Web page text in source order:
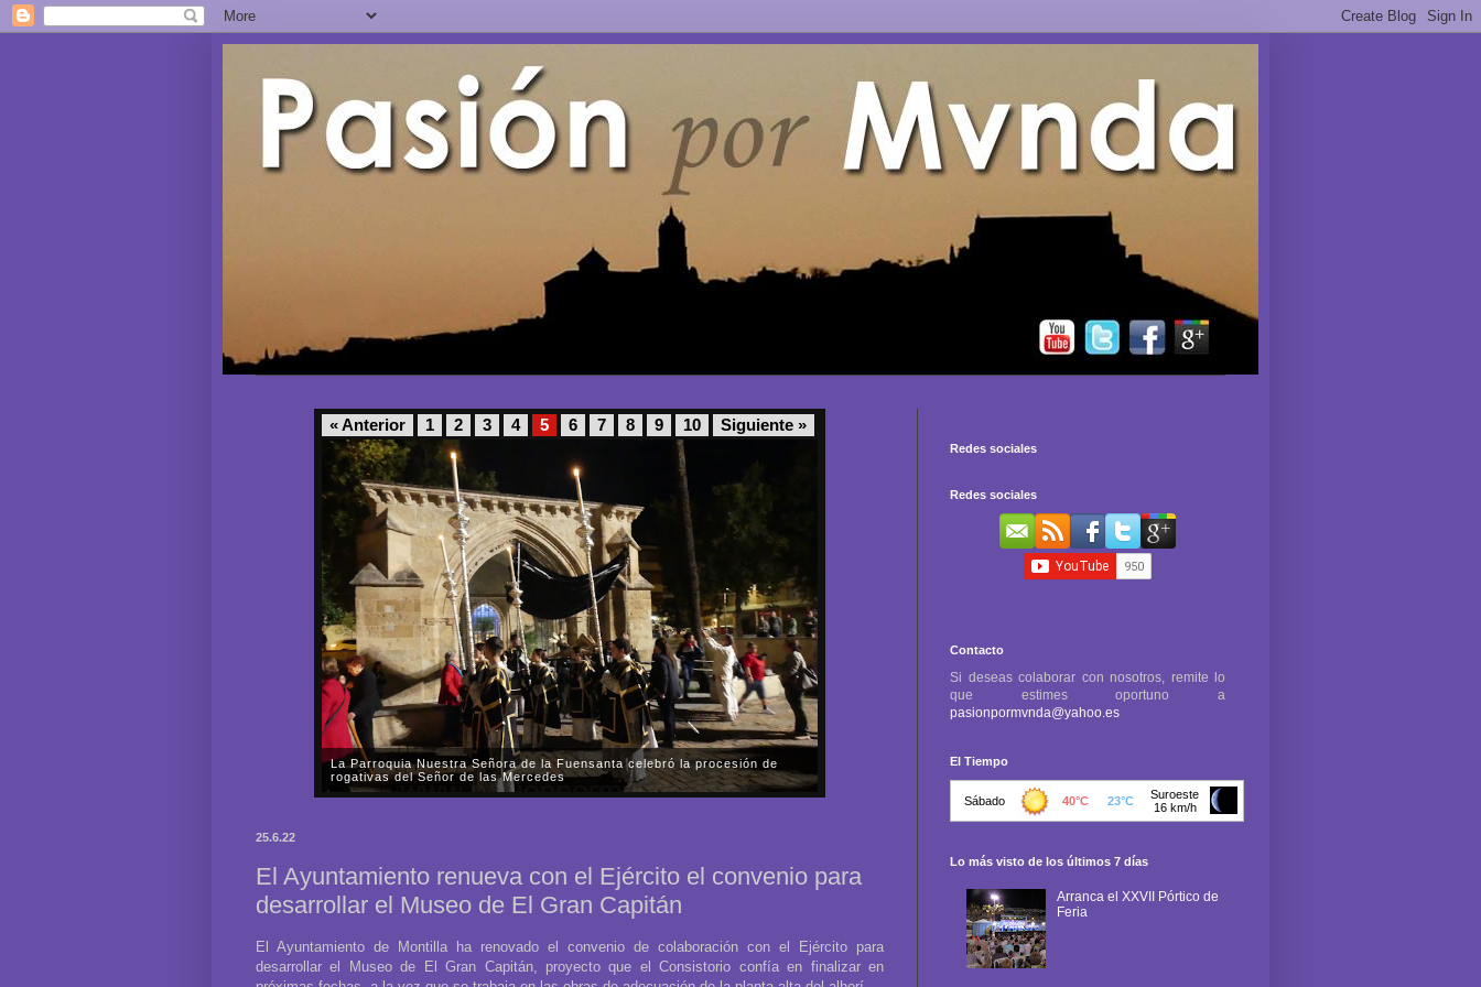
« Anterior 1 2 3 4 5 6 7 8 9 10 Siguiente »
La Parroquia Nuestra Señora de la Fuensanta celebró la procesión de
rogativas del Señor de las Mercedes
25.6.22
El Ayuntamiento renueva con el Ejército el convenio para
desarrollar el Museo de El Gran Capitán
El Ayuntamiento de Montilla ha renovado el convenio de colaboración con el Ejército para
desarrollar el Museo de El Gran Capitán, proyecto que el Consistorio confía en finalizar en
Redes sociales
Redes sociales
Contacto
Si deseas colaborar con nosotros, remite lo
que estimes oportuno a
pasionpormvnda@yahoo.es
El Tiempo
Lo más visto de los últimos 7 días
Arranca el XXVII Pórtico de
Feria